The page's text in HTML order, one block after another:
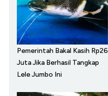
Pemerintah Bakal Kasih Rp26
Juta Jika Berhasil Tangkap
Lele Jumbo Ini